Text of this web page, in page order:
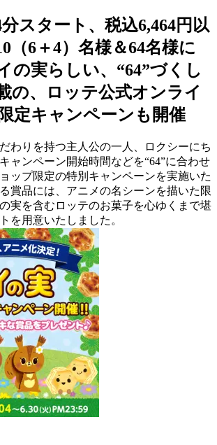
スタート、税込6,464円以
（6＋4）名様＆64名様に
の実らしい、“64”づくし
の、ロッテ公式オンライ
定キャンペーンも開催
わりを持つ主人公の一人、ロクシーにち
ャンペーン開始時間などを“64”に合わせ
ップ限定の特別キャンペーンを実施いた
賞品には、アニメの名シーンを描いた限
実を含むロッテのお菓子を心ゆくまで堪
を用意いたしました。